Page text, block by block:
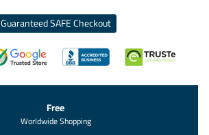
Guaranteed SAFE Checkout
Free
Worldwide Shopping